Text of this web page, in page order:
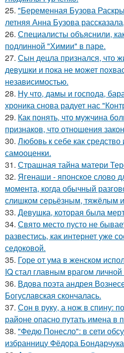
25. "Беременная Бузова
летняя Анна Бузова
26. Специалисты объяснили,
подлинной "Химии" в паре.
27. Сын децла признался, что
девушки и пока не может
независимостью.
28. Ну что, дамы и господа,
хроника снова радует нас
29. Как понять, что мужчина
признаков, что отношения
30. Любовь к себе как средство
самооценки.
31. Страшная тайна матери
32. Ягенаши - японское слово
момента, когда обычный
слишком серьёзным, тяжёлым
33. Девушка, которая была
34. Свято место пусто не
развестись, как интернет уже
седоковой.
35. Горе от ума в женском
IQ стал главным врагом
36. Вдова поэта андрея
Богуславская скончалась.
37. Сон в руку, а нож в спину:
районе опасно путать имена в
38. "Федю Понесло": в сети
избранницу Фёдора